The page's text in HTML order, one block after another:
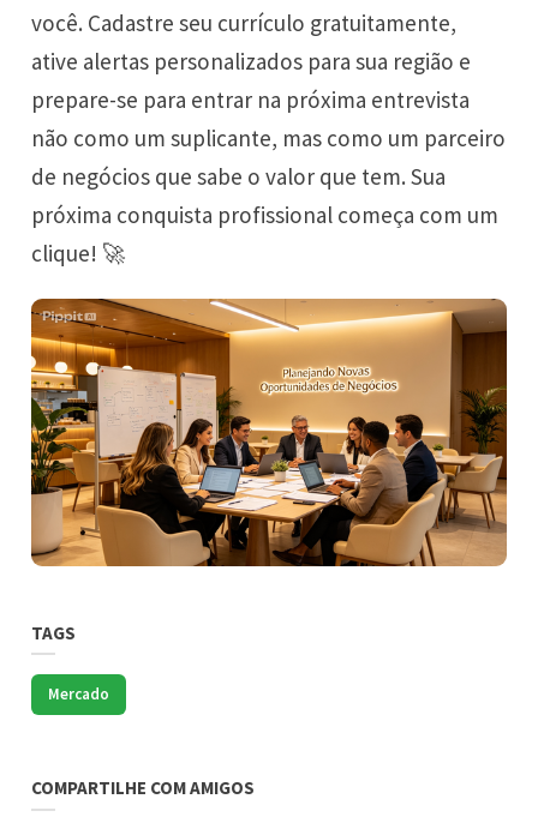
você. Cadastre seu currículo gratuitamente,
ative alertas personalizados para sua região e
prepare-se para entrar na próxima entrevista
não como um suplicante, mas como um parceiro
de negócios que sabe o valor que tem. Sua
próxima conquista profissional começa com um
clique! 🚀
TAGS
Mercado
COMPARTILHE COM AMIGOS